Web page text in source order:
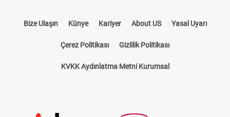
Bize Ulaşın Künye Kariyer About US Yasal Uyarı
Çerez Politikası Gizlilik Politikası
KVKK Aydınlatma Metni Kurumsal